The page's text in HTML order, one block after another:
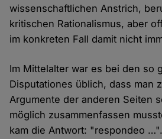
wissenschaftlichen Anstrich,
kritischen Rationalismus, aber
im konkreten Fall damit nicht
Im Mittelalter war es bei den so
Disputationes üblich, dass man
Argumente der anderen Seiten
möglich zusammenfassen
kam die Antwort: "respondeo